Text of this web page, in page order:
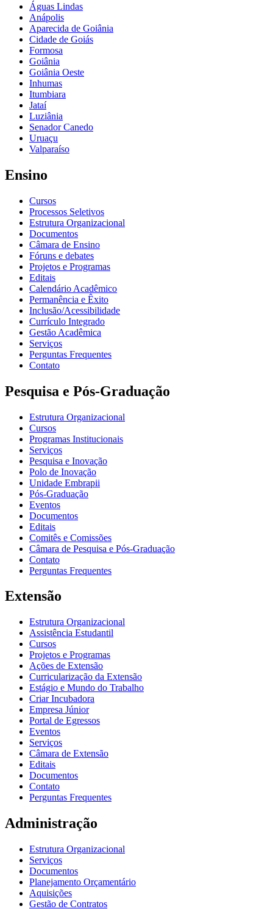
Águas Lindas
Anápolis
Aparecida de Goiânia
Cidade de Goiás
Formosa
Goiânia
Goiânia Oeste
Inhumas
Itumbiara
Jataí
Luziânia
Senador Canedo
Uruaçu
Valparaíso
Ensino
Cursos
Processos Seletivos
Estrutura Organizacional
Documentos
Câmara de Ensino
Fóruns e debates
Projetos e Programas
Editais
Calendário Acadêmico
Permanência e Êxito
Inclusão/Acessibilidade
Currículo Integrado
Gestão Acadêmica
Serviços
Perguntas Frequentes
Contato
Pesquisa e Pós-Graduação
Estrutura Organizacional
Cursos
Programas Institucionais
Serviços
Pesquisa e Inovação
Polo de Inovação
Unidade Embrapii
Pós-Graduação
Eventos
Documentos
Editais
Comitês e Comissões
Câmara de Pesquisa e Pós-Graduação
Contato
Perguntas Frequentes
Extensão
Estrutura Organizacional
Assistência Estudantil
Cursos
Projetos e Programas
Ações de Extensão
Curricularização da Extensão
Estágio e Mundo do Trabalho
Criar Incubadora
Empresa Júnior
Portal de Egressos
Eventos
Serviços
Câmara de Extensão
Editais
Documentos
Contato
Perguntas Frequentes
Administração
Estrutura Organizacional
Serviços
Documentos
Planejamento Orçamentário
Aquisições
Gestão de Contratos